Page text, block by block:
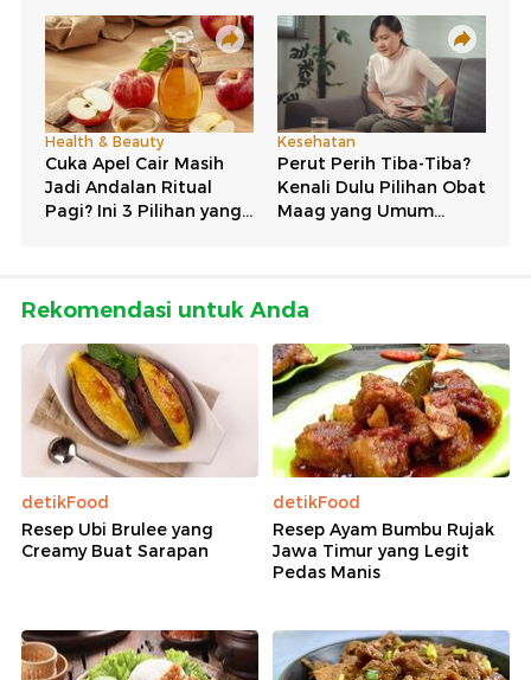
Rekomendasi untuk Anda
detikFood
Resep Ubi Brulee yang
Creamy Buat Sarapan
detikFood
Resep Ayam Bumbu Rujak
Jawa Timur yang Legit
Pedas Manis